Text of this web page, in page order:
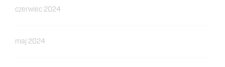
czerwiec 2024
maj 2024